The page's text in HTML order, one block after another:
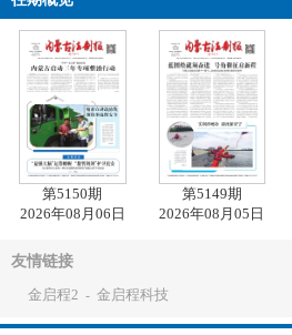
第5150期
2026年08月06日
第5149期
2026年08月05日
友情链接
金启程2 - 金启程科技